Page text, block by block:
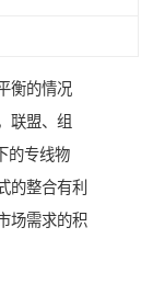
衡的情况
联盟、组
的专线物
的整合有利
场需求的积